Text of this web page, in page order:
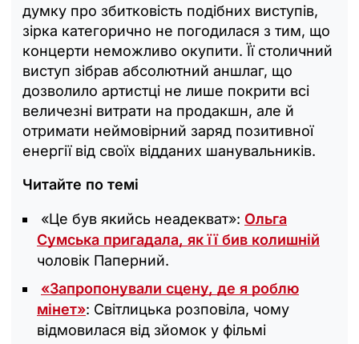
думку про збитковість подібних виступів,
зірка категорично не погодилася з тим, що
концерти неможливо окупити. Її столичний
виступ зібрав абсолютний аншлаг, що
дозволило артистці не лише покрити всі
величезні витрати на продакшн, але й
отримати неймовірний заряд позитивної
енергії від своїх відданих шанувальників.
Читайте по темі
«Це був якийсь неадекват»: Ольга
Сумська пригадала, як її бив колишній
чоловік Паперний.
«Запропонували сцену, де я роблю
мінет»: Світлицька розповіла, чому
відмовилася від зйомок у фільмі